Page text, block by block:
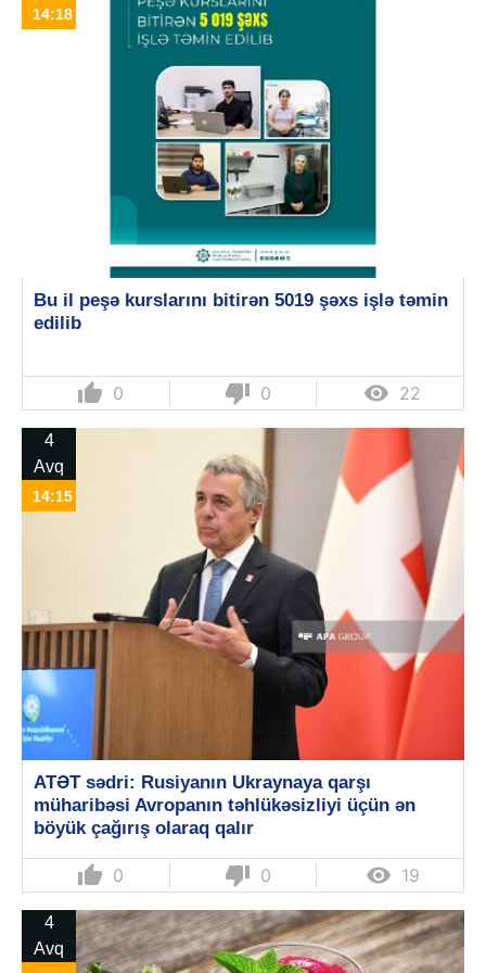
14:18
Bu il peşə kurslarını bitirən 5019 şəxs işlə təmin
edilib
thumb_up 0 thumb_down 0  22
4
Avq
14:15
ATƏT sədri: Rusiyanın Ukraynaya qarşı
müharibəsi Avropanın təhlükəsizliyi üçün ən
böyük çağırış olaraq qalır
thumb_up 0 thumb_down 0  19
4
Avq